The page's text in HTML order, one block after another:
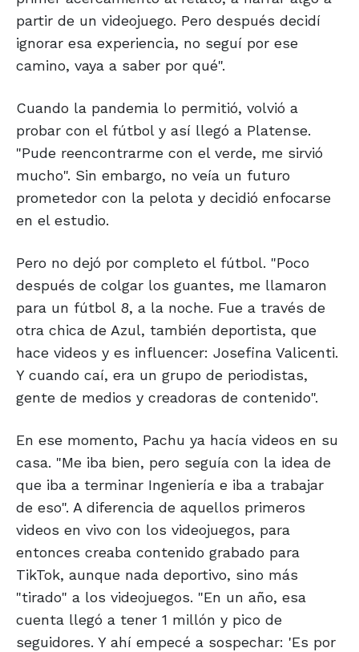
partir de un videojuego. Pero después decidí
ignorar esa experiencia, no seguí por ese
camino, vaya a saber por qué".
Cuando la pandemia lo permitió, volvió a
probar con el fútbol y así llegó a Platense.
"Pude reencontrarme con el verde, me sirvió
mucho". Sin embargo, no veía un futuro
prometedor con la pelota y decidió enfocarse
en el estudio.
Pero no dejó por completo el fútbol. "Poco
después de colgar los guantes, me llamaron
para un fútbol 8, a la noche. Fue a través de
otra chica de Azul, también deportista, que
hace videos y es influencer: Josefina Valicenti.
Y cuando caí, era un grupo de periodistas,
gente de medios y creadoras de contenido".
En ese momento, Pachu ya hacía videos en su
casa. "Me iba bien, pero seguía con la idea de
que iba a terminar Ingeniería e iba a trabajar
de eso". A diferencia de aquellos primeros
videos en vivo con los videojuegos, para
entonces creaba contenido grabado para
TikTok, aunque nada deportivo, sino más
"tirado" a los videojuegos. "En un año, esa
cuenta llegó a tener 1 millón y pico de
seguidores. Y ahí empecé a sospechar: 'Es por